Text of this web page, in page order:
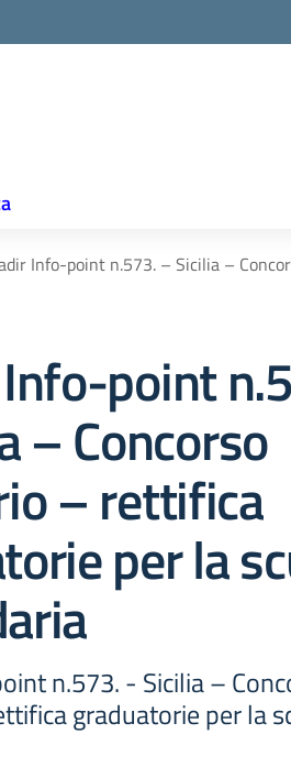
Info-point n.573. – Sicilia –
point
– Concorso
– rettifica
per la
n.573. - Sicilia –
graduatorie per la